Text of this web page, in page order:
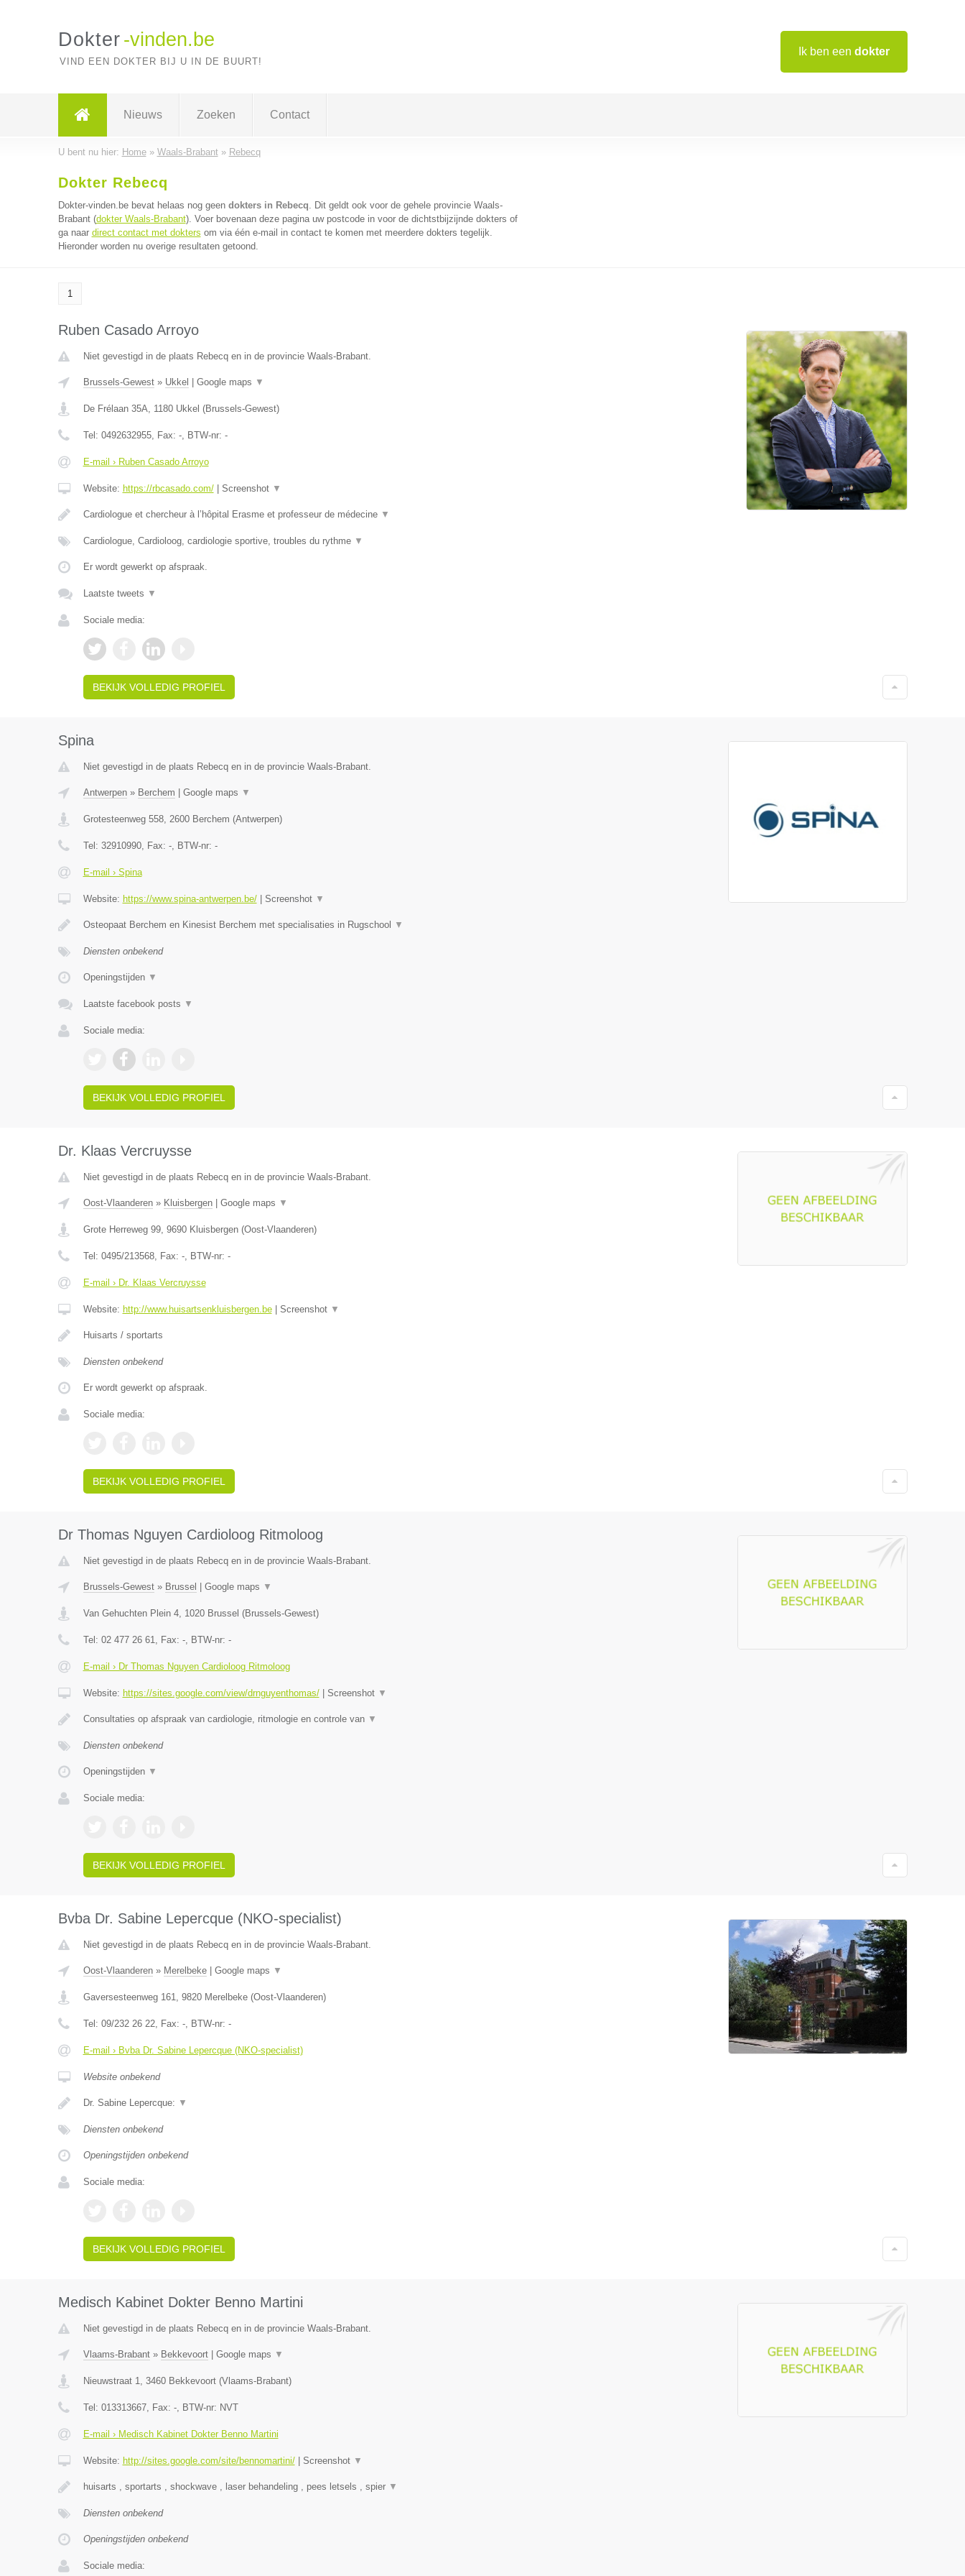
Ik ben een dokter
Dokter -vinden.be
VIND EEN DOKTER BIJ U IN DE BUURT!
Nieuws Zoeken Contact
U bent nu hier: Home» Waals-Brabant» Rebecq
Dokter Rebecq
Dokter-vinden.be bevat helaas nog geen dokters in Rebecq. Dit geldt ook voor de gehele provincie Waals-
Brabant (dokter Waals-Brabant). Voer bovenaan deze pagina uw postcode in voor de dichtstbijzijnde dokters of
ga naar direct contact met dokters om via één e-mail in contact te komen met meerdere dokters tegelijk.
Hieronder worden nu overige resultaten getoond.
1
Ruben Casado Arroyo
Niet gevestigd in de plaats Rebecq en in de provincie Waals-Brabant.
Brussels-Gewest» Ukkel Google maps ▼
De Frélaan 35A, 1180 Ukkel (Brussels-Gewest)
Tel: 0492632955, Fax: -, BTW-nr: -
E-mail › Ruben Casado Arroyo
Website: https://rbcasado.com/| Screenshot ▼
Cardiologue et chercheur à l’hôpital Erasme et professeur de médecine ▼
Cardiologue, Cardioloog, cardiologie sportive, troubles du rythme ▼
Er wordt gewerkt op afspraak.
Laatste tweets ▼
Sociale media:
BEKIJK VOLLEDIG PROFIEL
Spina
Niet gevestigd in de plaats Rebecq en in de provincie Waals-Brabant.
Antwerpen» Berchem Google maps ▼
Grotesteenweg 558, 2600 Berchem (Antwerpen)
Tel: 32910990, Fax: -, BTW-nr: -
E-mail › Spina
Website: https://www.spina-antwerpen.be/| Screenshot ▼
Osteopaat Berchem en Kinesist Berchem met specialisaties in Rugschool ▼
Diensten onbekend
Openingstijden ▼
Laatste facebook posts ▼
Sociale media:
BEKIJK VOLLEDIG PROFIEL
Dr. Klaas Vercruysse
Niet gevestigd in de plaats Rebecq en in de provincie Waals-Brabant.
Oost-Vlaanderen» Kluisbergen| Google maps ▼
Grote Herreweg 99, 9690 Kluisbergen(Oost-Vlaanderen)
Tel: 0495/213568, Fax: -, BTW-nr: -
E-mail › Dr. Klaas Vercruysse
Website: http://www.huisartsenkluisbergen.be| Screenshot ▼
Huisarts / sportarts
Diensten onbekend
Er wordt gewerkt op afspraak.
Sociale media:
BEKIJK VOLLEDIG PROFIEL
Dr Thomas Nguyen Cardioloog Ritmoloog
Niet gevestigd in de plaats Rebecq en in de provincie Waals-Brabant.
Brussels-Gewest» Brussel Google maps ▼
Van Gehuchten Plein 4, 1020 Brussel (Brussels-Gewest)
Tel: 02 477 26 61, Fax: -, BTW-nr: -
E-mail › Dr Thomas Nguyen Cardioloog Ritmoloog
Website: https://sites.google.com/view/drnguyenthomas/| Screenshot ▼
Consultaties op afspraak van cardiologie, ritmologie en controle van ▼
Diensten onbekend
Openingstijden ▼
Sociale media:
BEKIJK VOLLEDIG PROFIEL
Bvba Dr. Sabine Lepercque (NKO-specialist)
Niet gevestigd in de plaats Rebecq en in de provincie Waals-Brabant.
Oost-Vlaanderen» Merelbeke| Google maps ▼
Gaversesteenweg 161, 9820 Merelbeke(Oost-Vlaanderen)
Tel: 09/232 26 22, Fax: -, BTW-nr: -
E-mail › Bvba Dr. Sabine Lepercque (NKO-specialist)
Website onbekend
Dr. Sabine Lepercque: ▼
Diensten onbekend
Openingstijden onbekend
Sociale media:
BEKIJK VOLLEDIG PROFIEL
Medisch Kabinet Dokter Benno Martini
Niet gevestigd in de plaats Rebecq en in de provincie Waals-Brabant.
Vlaams-Brabant» Bekkevoort| Google maps ▼
Nieuwstraat 1, 3460 Bekkevoort(Vlaams-Brabant)
Tel: 013313667, Fax: -, BTW-nr: NVT
E-mail › Medisch Kabinet Dokter Benno Martini
Website: http://sites.google.com/site/bennomartini/| Screenshot ▼
huisarts , sportarts , shockwave , laser behandeling , pees letsels , spier ▼
Diensten onbekend
Openingstijden onbekend
Sociale media: